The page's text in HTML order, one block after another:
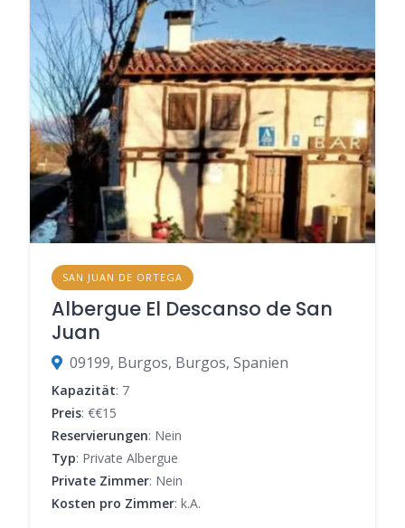
SAN JUAN DE ORTEGA
Albergue El Descanso de San
Juan
09199, Burgos, Burgos, Spanien
Kapazität: 7
Preis: €€15
Reservierungen: Nein
Typ: Private Albergue
Private Zimmer: Nein
Kosten pro Zimmer: k.A.